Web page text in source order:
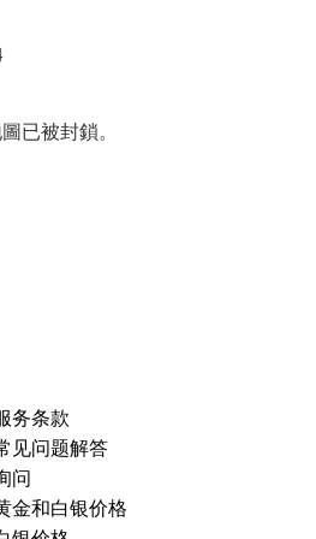
已被封鎖。
务条款
见问题解答
问
金和白银价格